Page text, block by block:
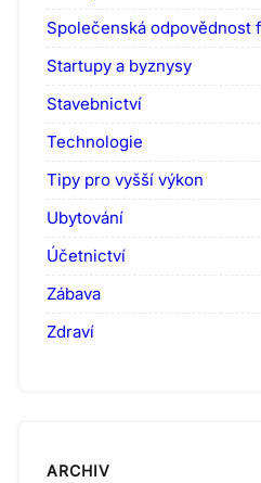
Společenská odpovědnost
Startupy a byznysy
Stavebnictví
Technologie
Tipy pro vyšší výkon
Ubytování
Účetnictví
Zábava
Zdraví
ARCHIV